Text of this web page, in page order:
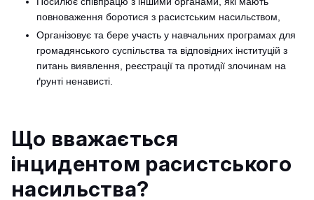
повноваження боротися з расистським насильством,
Організовує та бере участь у навчальних програмах для
громадянського суспільства та відповідних інституцій з
питань виявлення, реєстрації та протидії злочинам на
ґрунті ненависті.
Що вважається
інцидентом расистського
насильства?